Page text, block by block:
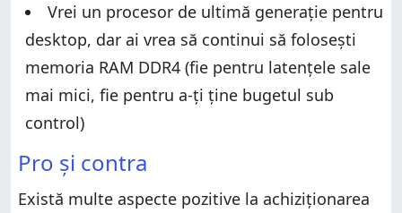
Vrei un procesor de ultimă generație pentru
desktop, dar ai vrea să continui să folosești
memoria RAM DDR4 (fie pentru latențele sale
mai mici, fie pentru a-ți ține bugetul sub
control)
Pro și contra
Există multe aspecte pozitive la achiziționarea